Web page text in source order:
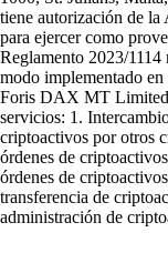
tiene autorización de
para ejercer como
Reglamento 2023/
modo implementado
Foris DAX MT Limited
servicios: 1.
criptoactivos por otros
órdenes de
órdenes de
transferencia de
administración de